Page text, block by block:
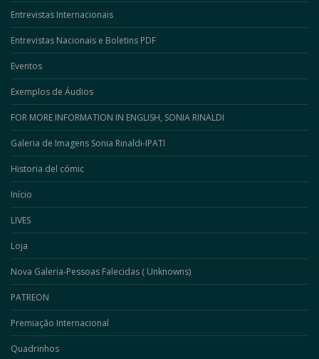
Entrevistas Internacionais
Entrevistas Nacionais e Boletins PDF
Eventos
Exemplos de Áudios
FOR MORE INFORMATION IN ENGLISH, SONIA RINALDI
Galeria de Imagens Sonia Rinaldi-IPATI
Historia del cómic
Início
LIVES
Loja
Nova Galeria-Pessoas Falecidas ( Unknowns)
PATREON
Premiação Internacional
Quadrinhos